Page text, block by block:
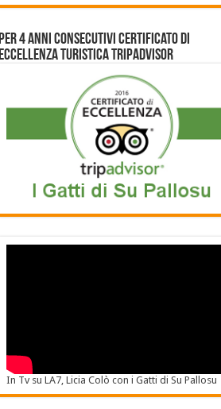
Per 4 anni consecutivi Certificato di
Eccellenza Turistica Tripadvisor
In Tv su LA7, Licia Colò con i Gatti di Su Pallosu